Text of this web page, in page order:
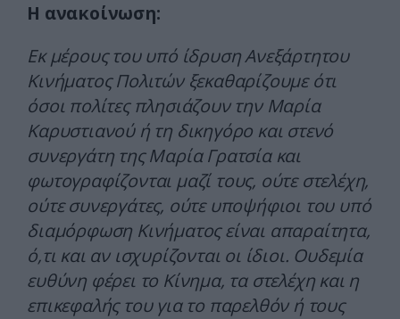
Η ανακοίνωση:
Εκ μέρους του υπό ίδρυση Ανεξάρτητου
Κινήματος Πολιτών ξεκαθαρίζουμε ότι
όσοι πολίτες πλησιάζουν την Μαρία
Καρυστιανού ή τη δικηγόρο και στενό
συνεργάτη της Μαρία Γρατσία και
φωτογραφίζονται μαζί τους, ούτε στελέχη,
ούτε συνεργάτες, ούτε υποψήφιοι του υπό
διαμόρφωση Κινήματος είναι απαραίτητα,
ό,τι και αν ισχυρίζονται οι ίδιοι. Ουδεμία
ευθύνη φέρει το Κίνημα, τα στελέχη και η
επικεφαλής του για το παρελθόν ή τους